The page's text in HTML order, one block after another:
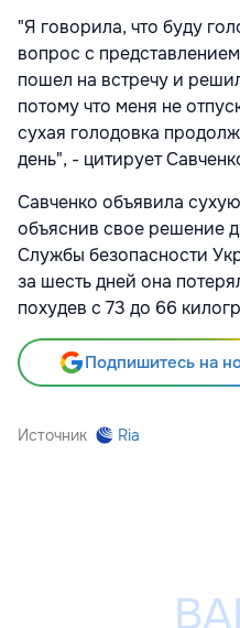
"Я говорила, что буду
вопрос с
пошел на встречу и
потому что меня не
сухая голодовка
день", - цитирует
Савченко объявила
объяснив свое решение
Службы безопасности
за шесть дней она
похудев с 73 до 66
Подпишитесь на
Источник Ria